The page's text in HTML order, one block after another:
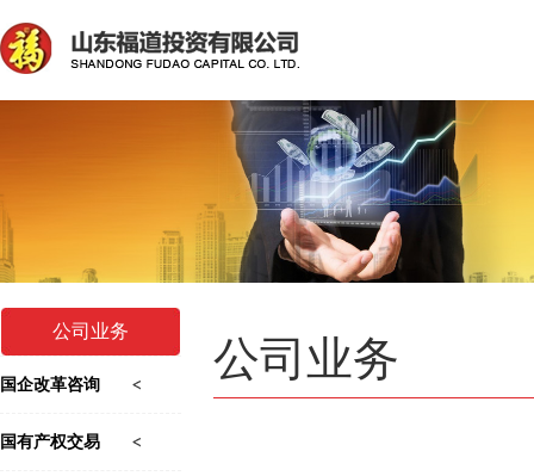
公司业务
国企改革咨询
国有产权交易
公司业务